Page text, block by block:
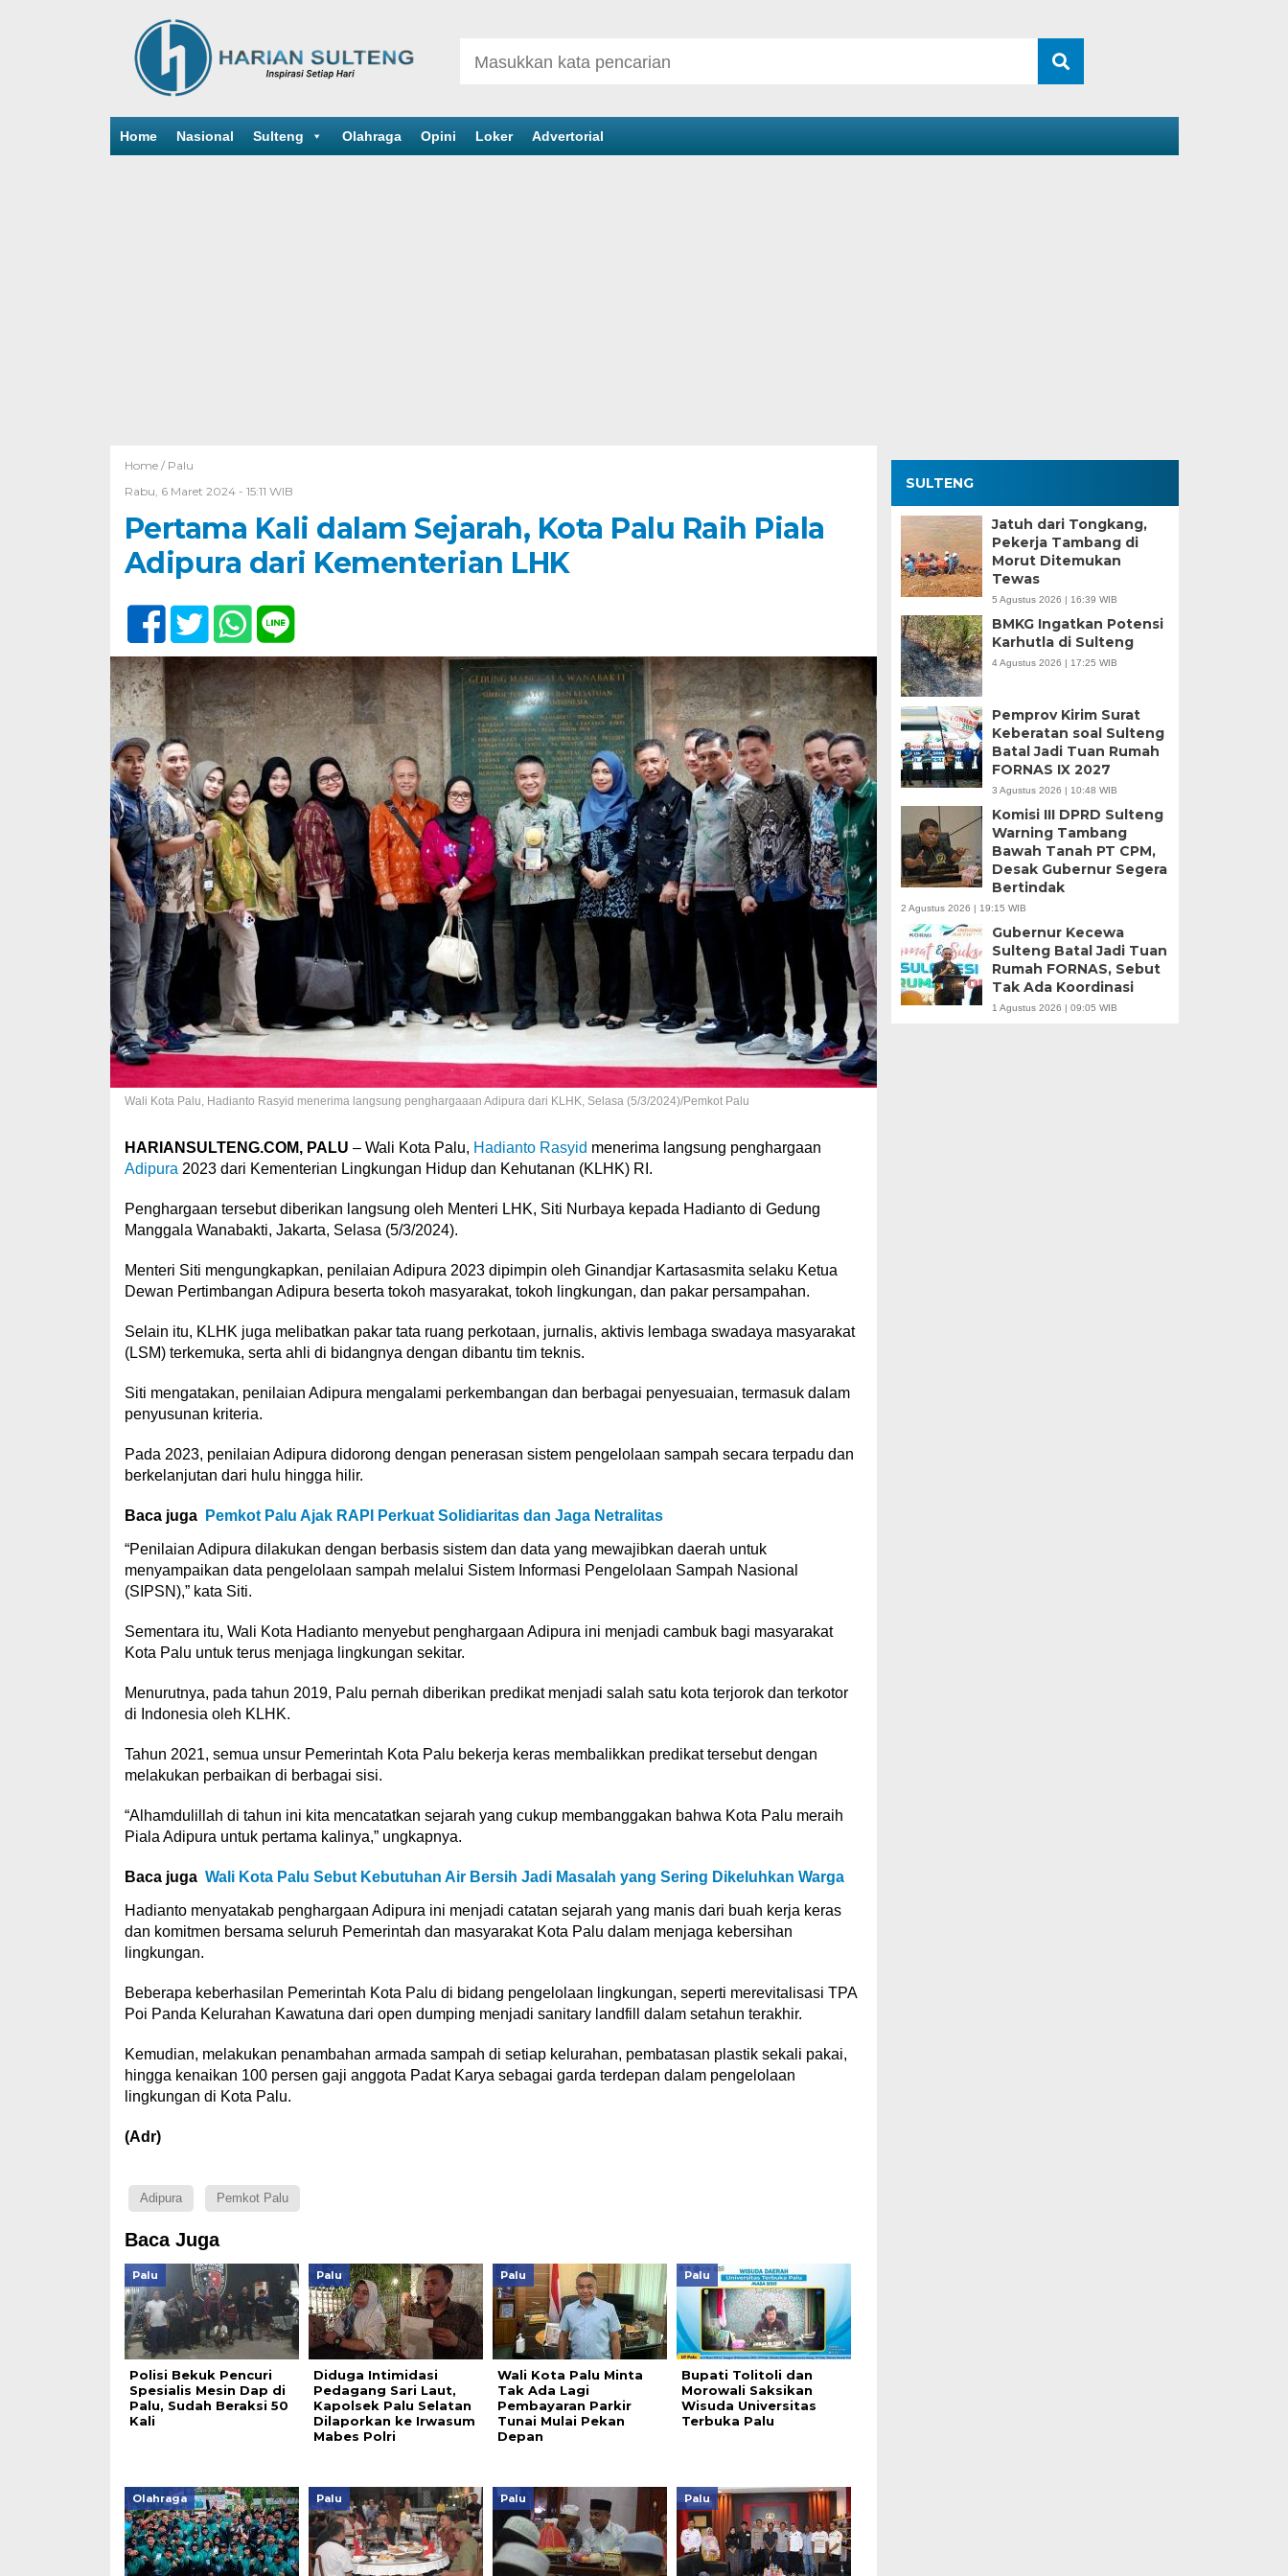
Home Nasional Sulteng Olahraga Opini Loker Advertorial
Home / Palu
Rabu, 6 Maret 2024 - 15:11 WIB
Pertama Kali dalam Sejarah, Kota Palu Raih Piala
Adipura dari Kementerian LHK
Wali Kota Palu, Hadianto Rasyid menerima langsung penghargaaan Adipura dari KLHK, Selasa (5/3/2024)/Pemkot Palu
HARIANSULTENG.COM, PALU – Wali Kota Palu, Hadianto Rasyid menerima langsung penghargaan
Adipura 2023 dari Kementerian Lingkungan Hidup dan Kehutanan (KLHK) RI.
Penghargaan tersebut diberikan langsung oleh Menteri LHK, Siti Nurbaya kepada Hadianto di Gedung
Manggala Wanabakti, Jakarta, Selasa (5/3/2024).
Menteri Siti mengungkapkan, penilaian Adipura 2023 dipimpin oleh Ginandjar Kartasasmita selaku Ketua
Dewan Pertimbangan Adipura beserta tokoh masyarakat, tokoh lingkungan, dan pakar persampahan.
Selain itu, KLHK juga melibatkan pakar tata ruang perkotaan, jurnalis, aktivis lembaga swadaya masyarakat
(LSM) terkemuka, serta ahli di bidangnya dengan dibantu tim teknis.
Siti mengatakan, penilaian Adipura mengalami perkembangan dan berbagai penyesuaian, termasuk dalam
penyusunan kriteria.
Pada 2023, penilaian Adipura didorong dengan penerasan sistem pengelolaan sampah secara terpadu dan
berkelanjutan dari hulu hingga hilir.
Baca juga Pemkot Palu Ajak RAPI Perkuat Solidiaritas dan Jaga Netralitas
“Penilaian Adipura dilakukan dengan berbasis sistem dan data yang mewajibkan daerah untuk
menyampaikan data pengelolaan sampah melalui Sistem Informasi Pengelolaan Sampah Nasional
(SIPSN),” kata Siti.
Sementara itu, Wali Kota Hadianto menyebut penghargaan Adipura ini menjadi cambuk bagi masyarakat
Kota Palu untuk terus menjaga lingkungan sekitar.
Menurutnya, pada tahun 2019, Palu pernah diberikan predikat menjadi salah satu kota terjorok dan terkotor
di Indonesia oleh KLHK.
Tahun 2021, semua unsur Pemerintah Kota Palu bekerja keras membalikkan predikat tersebut dengan
melakukan perbaikan di berbagai sisi.
“Alhamdulillah di tahun ini kita mencatatkan sejarah yang cukup membanggakan bahwa Kota Palu meraih
Piala Adipura untuk pertama kalinya,” ungkapnya.
Baca juga Wali Kota Palu Sebut Kebutuhan Air Bersih Jadi Masalah yang Sering Dikeluhkan Warga
Hadianto menyatakab penghargaan Adipura ini menjadi catatan sejarah yang manis dari buah kerja keras
dan komitmen bersama seluruh Pemerintah dan masyarakat Kota Palu dalam menjaga kebersihan
lingkungan.
Beberapa keberhasilan Pemerintah Kota Palu di bidang pengelolaan lingkungan, seperti merevitalisasi TPA
Poi Panda Kelurahan Kawatuna dari open dumping menjadi sanitary landfill dalam setahun terakhir.
Kemudian, melakukan penambahan armada sampah di setiap kelurahan, pembatasan plastik sekali pakai,
hingga kenaikan 100 persen gaji anggota Padat Karya sebagai garda terdepan dalam pengelolaan
lingkungan di Kota Palu.
(Adr)
Adipura Pemkot Palu
Baca Juga
Palu
Polisi Bekuk Pencuri
Spesialis Mesin Dap di
Palu, Sudah Beraksi 50
Kali
Palu
Diduga Intimidasi
Pedagang Sari Laut,
Kapolsek Palu Selatan
Dilaporkan ke Irwasum
Mabes Polri
Palu
Wali Kota Palu Minta
Tak Ada Lagi
Pembayaran Parkir
Tunai Mulai Pekan
Depan
Palu
Bupati Tolitoli dan
Morowali Saksikan
Wisuda Universitas
Terbuka Palu
Olahraga Palu Palu Palu
SULTENG
Jatuh dari Tongkang,
Pekerja Tambang di
Morut Ditemukan
Tewas
5 Agustus 2026 | 16:39 WIB
BMKG Ingatkan Potensi
Karhutla di Sulteng
4 Agustus 2026 | 17:25 WIB
Pemprov Kirim Surat
Keberatan soal Sulteng
Batal Jadi Tuan Rumah
FORNAS IX 2027
3 Agustus 2026 | 10:48 WIB
Komisi III DPRD Sulteng
Warning Tambang
Bawah Tanah PT CPM,
Desak Gubernur Segera
Bertindak
2 Agustus 2026 | 19:15 WIB
Gubernur Kecewa
Sulteng Batal Jadi Tuan
Rumah FORNAS, Sebut
Tak Ada Koordinasi
1 Agustus 2026 | 09:05 WIB